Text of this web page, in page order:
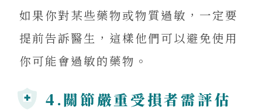
如果你對某些藥物或物質過敏，一定要
提前告訴醫生，這樣他們可以避免使用
你可能會過敏的藥物。
4.關節嚴重受損者需評估